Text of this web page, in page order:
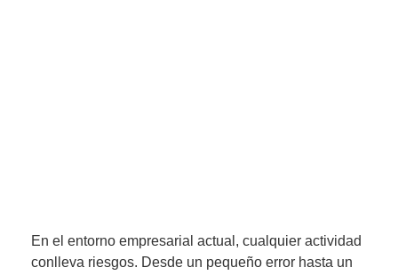
En el entorno empresarial actual, cualquier actividad
conlleva riesgos. Desde un pequeño error hasta un